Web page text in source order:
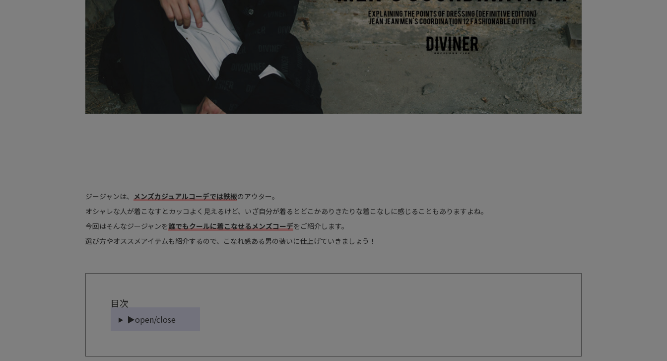
ジージャンは、 メンズカジュアルコーデでは鉄板のアウター。
オシャレな人が着こなすとカッコよく見えるけど、いざ自分が着るとどこかありきたりな着こなしに感じることもありますよね。
今回はそんなジージャンを誰でもクールに着こなせるメンズコーデをご紹介します。
選び方やオススメアイテムも紹介するので、こなれ感ある男の装いに仕上げていきましょう！
目次
▶open/close